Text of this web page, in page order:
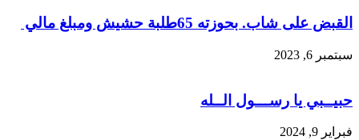
القبض على شاب. بحوزته 65طلبة حشيش ومبلغ مالي
سبتمبر 6, 2023
حبيــبي يا رســـول الــله
فبراير 9, 2024